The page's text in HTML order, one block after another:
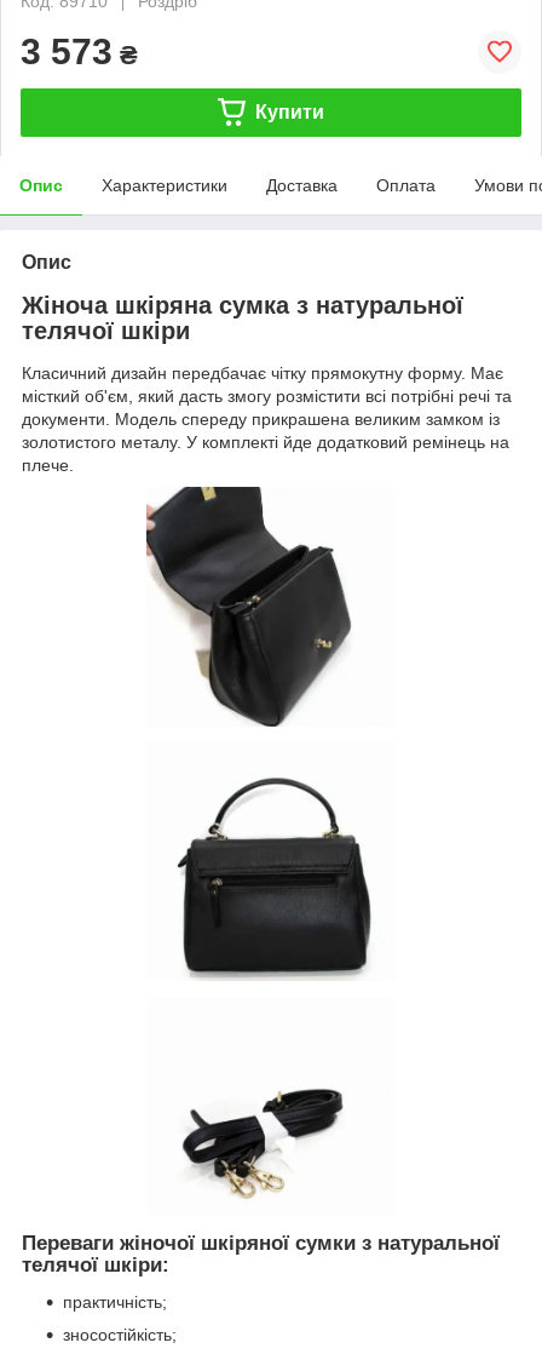
3 573 ₴
Купити
Опис Характеристики Доставка Оплата Умови
Опис
Жіноча шкіряна сумка з натуральної
телячої шкіри
Класичний дизайн передбачає чітку прямокутну форму. Має
місткий об'єм, який дасть змогу розмістити всі потрібні речі та
документи. Модель спереду прикрашена великим замком із
золотистого металу. У комплекті йде додатковий ремінець на
плече.
Переваги жіночої шкіряної сумки з натуральної
телячої шкіри:
практичність;
зносостійкість;